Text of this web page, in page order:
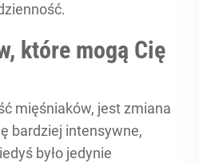
które mogą Cię
mięśniaków, jest zmiana
bardziej intensywne,
było jedynie